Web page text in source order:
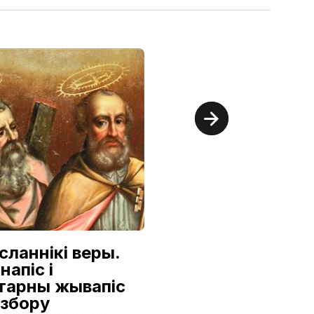
веры.
і
жывапіс